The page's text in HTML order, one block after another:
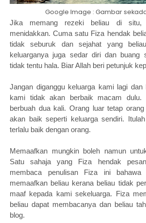
Google Image : Gambar
Jika memang rezeki beliau di situ,
menidakkan. Cuma satu Fiza hendak
tidak seburuk dan sejahat yang
keluarganya juga sedar diri dan buang
tidak tentu hala. Biar Allah beri petunjuk
Jangan diganggu keluarga kami lagi
kami tidak akan berbaik macam dulu.
berbuah dua kali. Orang luar tetap
akan baik seperti keluarga sendiri.
terlalu baik dengan orang.
Memaafkan mungkin boleh namun
Satu sahaja yang Fiza hendak
membaca penulisan Fiza ini
memaafkan beliau kerana beliau tidak
maaf kepada kami sekeluarga. Fiza
beliau dapat membacanya dan beliau
blog.